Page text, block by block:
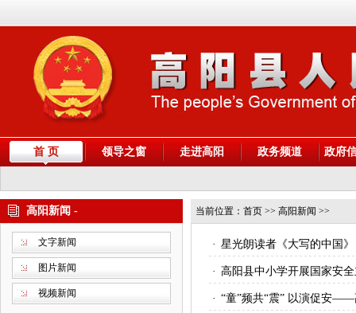
首 页 领导之窗 走进高阳 政务频道 政府
高阳新闻 -
文字新闻
图片新闻
视频新闻
当前位置： 首页 >> 高阳新闻 >>
· 星光朗读者《大写的中国》
· 高阳县中小学开展国家安
· “童”频共“震” 以演促安